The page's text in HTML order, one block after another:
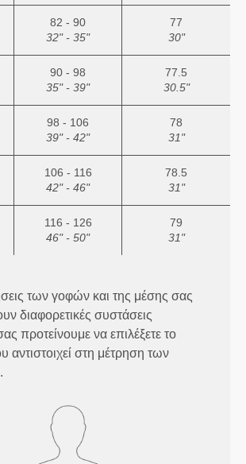
82 - 90
32" - 35"
77
30"
90 - 98
35" - 39"
77.5
30.5"
98 - 106
39" - 42"
78
31"
106 - 116
42" - 46"
78.5
31"
116 - 126
46" - 50"
79
31"
των γοφών και της μέσης σας
διαφορετικές συστάσεις
προτείνουμε να επιλέξετε το
αντιστοιχεί στη μέτρηση των